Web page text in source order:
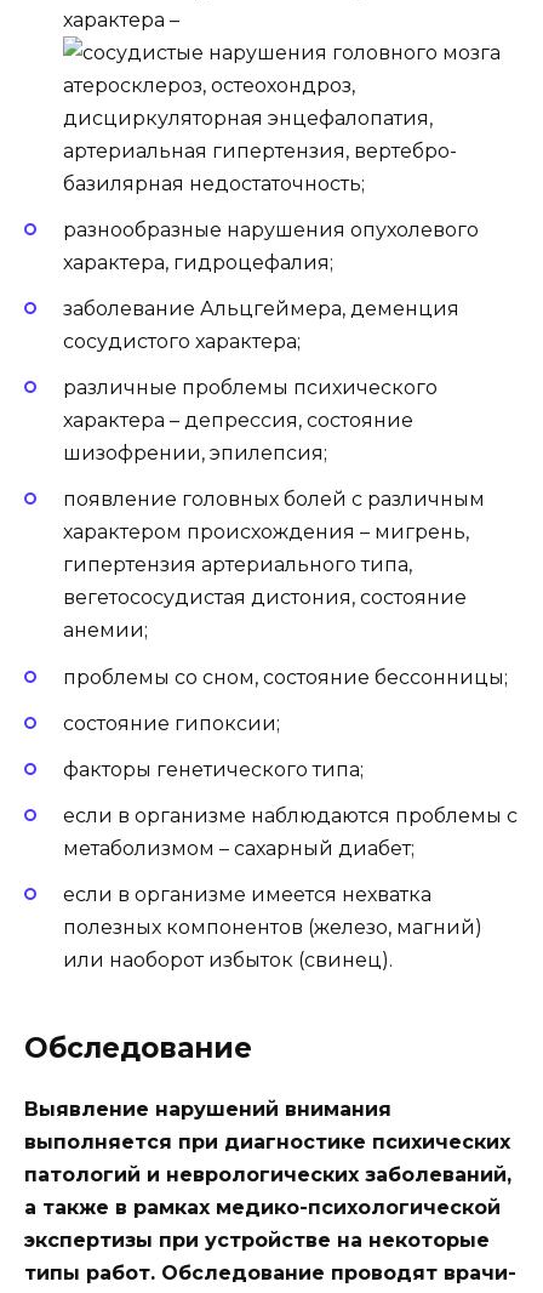
характера –
атеросклероз, остеохондроз,
дисциркуляторная энцефалопатия,
артериальная гипертензия, вертебро-
базилярная недостаточность;
разнообразные нарушения опухолевого
характера, гидроцефалия;
заболевание Альцгеймера, деменция
сосудистого характера;
различные проблемы психического
характера – депрессия, состояние
шизофрении, эпилепсия;
появление головных болей с различным
характером происхождения – мигрень,
гипертензия артериального типа,
вегетососудистая дистония, состояние
анемии;
проблемы со сном, состояние бессонницы;
состояние гипоксии;
факторы генетического типа;
если в организме наблюдаются проблемы с
метаболизмом – сахарный диабет;
если в организме имеется нехватка
полезных компонентов (железо, магний)
или наоборот избыток (свинец).
Обследование
Выявление нарушений внимания
выполняется при диагностике психических
патологий и неврологических заболеваний,
а также в рамках медико-психологической
экспертизы при устройстве на некоторые
типы работ. Обследование проводят врачи-